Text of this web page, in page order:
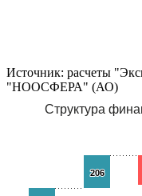
Источник: расчеты
"НООСФЕРА" (АО)
Структура
206
206